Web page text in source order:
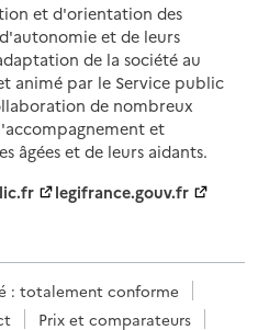
et d'orientation des
et de leurs
de la société au
animé par le Service public
de nombreux
et
âgées et de leurs aidants.
legifrance.gouv.fr
: totalement conforme
Prix et comparateurs